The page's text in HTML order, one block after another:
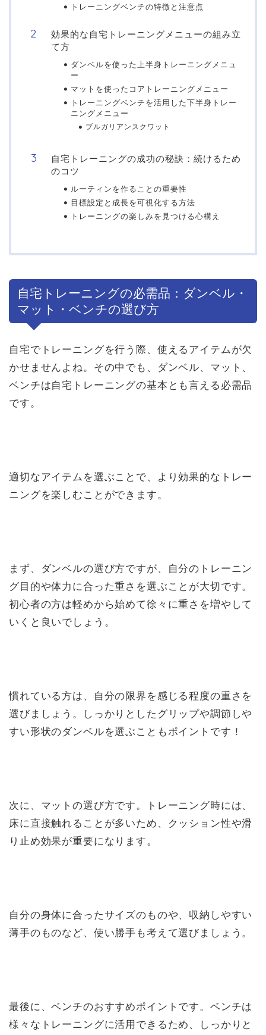
トレーニングベンチの特徴と注意点
効果的な自宅トレーニングメニューの組み立
て方
ダンベルを使った上半身トレーニングメニュ
ー
マットを使ったコアトレーニングメニュー
トレーニングベンチを活用した下半身トレー
ニングメニュー
ブルガリアンスクワット
自宅トレーニングの成功の秘訣：続けるため
のコツ
ルーティンを作ることの重要性
目標設定と成長を可視化する方法
トレーニングの楽しみを見つける心構え
自宅トレーニングの必需品：ダンベル・
マット・ベンチの選び方
自宅でトレーニングを行う際、使えるアイテムが欠
かせませんよね。その中でも、ダンベル、マット、
ベンチは自宅トレーニングの基本とも言える必需品
です。
適切なアイテムを選ぶことで、より効果的なトレー
ニングを楽しむことができます。
まず、ダンベルの選び方ですが、自分のトレーニン
グ目的や体力に合った重さを選ぶことが大切です。
初心者の方は軽めから始めて徐々に重さを増やして
いくと良いでしょう。
慣れている方は、自分の限界を感じる程度の重さを
選びましょう。しっかりとしたグリップや調節しや
すい形状のダンベルを選ぶこともポイントです！
次に、マットの選び方です。トレーニング時には、
床に直接触れることが多いため、クッション性や滑
り止め効果が重要になります。
自分の身体に合ったサイズのものや、収納しやすい
薄手のものなど、使い勝手も考えて選びましょう。
最後に、ベンチのおすすめポイントです。ベンチは
様々なトレーニングに活用できるため、しっかりと